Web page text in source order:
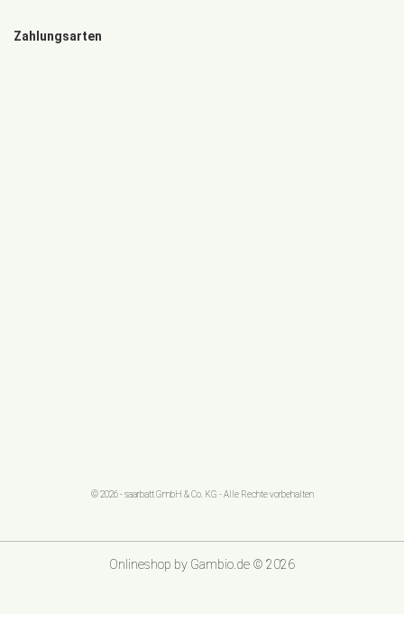
Zahlungsarten
© 2026 - saarbatt GmbH & Co. KG - Alle Rechte vorbehalten
Onlineshop by Gambio.de © 2026